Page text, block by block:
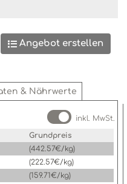
Angebot erstellen
& Nährwerte
inkl. MwSt.
Grundpreis
(442.57€/kg)
(222.57€/kg)
(159.71€/kg)